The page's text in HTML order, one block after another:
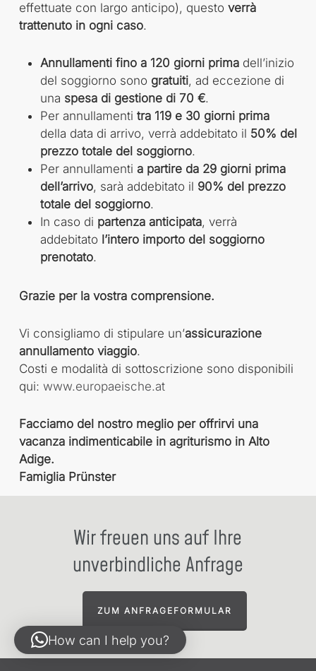
effettuate con largo anticipo), questo verrà
trattenuto in ogni caso.
Annullamenti fino a 120 giorni primadell’inizio
del soggiorno sono gratuiti, ad eccezione di
una spesa di gestione di 70 €.
Per annullamenti tra 119 e 30 giorni prima
della data di arrivo, verrà addebitato il 50% del
prezzo totale del soggiorno.
Per annullamenti a partire da 29 giorni prima
dell’arrivo, sarà addebitato il 90% del prezzo
totale del soggiorno.
In caso di partenza anticipata, verrà
addebitato l’intero importo del soggiorno
prenotato.
Grazie per la vostra comprensione.
Vi consigliamo di stipulare un’assicurazione
annullamento viaggio.
Costi e modalità di sottoscrizione sono disponibili
qui: www.europaeische.at
Facciamo del nostro meglio per offrirvi una
vacanza indimenticabile in agriturismo in Alto
Adige.
Famiglia Prünster
Wir freuen uns auf Ihre
unverbindliche Anfrage
ZUM ANFRAGEFORMULAR
How can I help you?